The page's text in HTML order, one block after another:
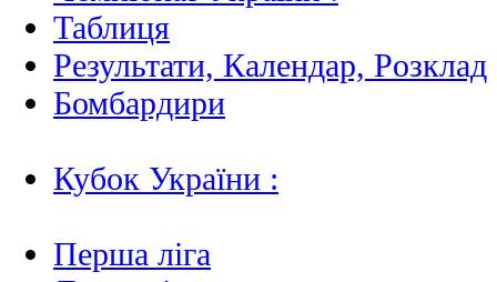
Таблиця
Результати, Календар, Poзклад
Бомбардири
Кубок України :
Перша ліга